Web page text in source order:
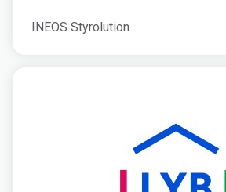
INEOS Styrolution